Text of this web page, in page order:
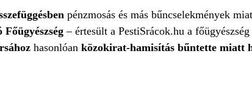
pénzmosás és más bűncselekmények
Főügyészség– értesült a PestiSrácok.hu a
hasonlóan közokirat-hamisítás bűntette miatt